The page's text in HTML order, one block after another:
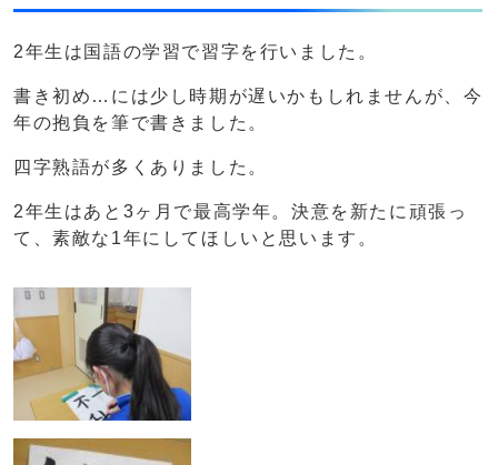
2年生は国語の学習で習字を行いました。
書き初め…には少し時期が遅いかもしれませんが、今
年の抱負を筆で書きました。
四字熟語が多くありました。
2年生はあと3ヶ月で最高学年。決意を新たに頑張っ
て、素敵な1年にしてほしいと思います。